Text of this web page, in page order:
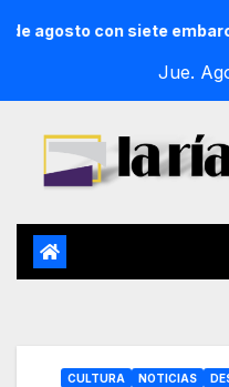
con siete
Jue.
CULTURA NOTICIAS